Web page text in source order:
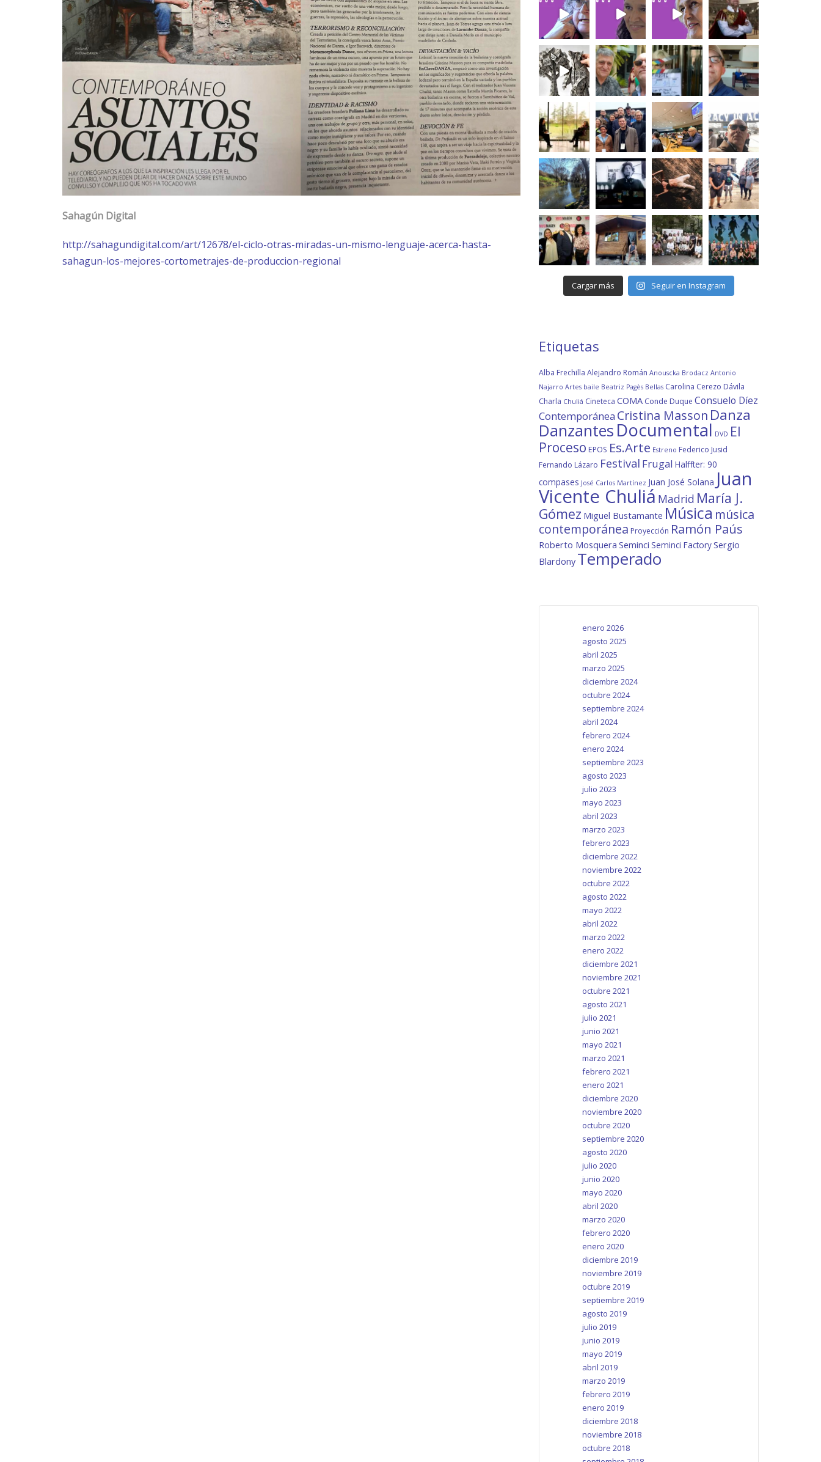
Sahagún Digital
http://sahagundigital.com/art/12678/el-ciclo-otras-miradas-un-mismo-lenguaje-acerca-hasta-
sahagun-los-mejores-cortometrajes-de-produccion-regional
Cargar más Seguir en Instagram
Etiquetas
Alba Frechilla Alejandro Román Anouscka Brodacz Antonio
Najarro Artes baile Beatriz Pagès Bellas Carolina Cerezo Dávila
Charla Chuliá Cineteca COMA Conde Duque Consuelo Díez
Contemporánea Cristina Masson Danza
Danzantes Documental DVD El
Proceso EPOS Es.Arte Estreno Federico Jusid
Fernando Lázaro Festival Frugal Halffter: 90
compases José Carlos Martínez Juan José Solana Juan
Vicente Chuliá Madrid María J.
Gómez Miguel Bustamante Música música
contemporánea Proyección Ramón Paús
Roberto Mosquera Seminci Seminci FactorySergio
Blardony Temperado
enero 2026
agosto 2025
abril 2025
marzo 2025
diciembre 2024
octubre 2024
septiembre 2024
abril 2024
febrero 2024
enero 2024
septiembre 2023
agosto 2023
julio 2023
mayo 2023
abril 2023
marzo 2023
febrero 2023
diciembre 2022
noviembre 2022
octubre 2022
agosto 2022
mayo 2022
abril 2022
marzo 2022
enero 2022
diciembre 2021
noviembre 2021
octubre 2021
agosto 2021
julio 2021
junio 2021
mayo 2021
marzo 2021
febrero 2021
enero 2021
diciembre 2020
noviembre 2020
octubre 2020
septiembre 2020
agosto 2020
julio 2020
junio 2020
mayo 2020
abril 2020
marzo 2020
febrero 2020
enero 2020
diciembre 2019
noviembre 2019
octubre 2019
septiembre 2019
agosto 2019
julio 2019
junio 2019
mayo 2019
abril 2019
marzo 2019
febrero 2019
enero 2019
diciembre 2018
noviembre 2018
octubre 2018